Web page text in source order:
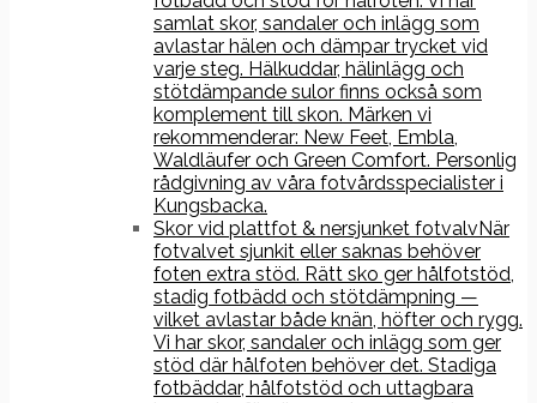
samlat skor, sandaler och inlägg som
avlastar hälen och dämpar trycket vid
varje steg. Hälkuddar, hälinlägg och
stötdämpande sulor finns också som
komplement till skon. Märken vi
rekommenderar: New Feet, Embla,
Waldläufer och Green Comfort. Personlig
rådgivning av våra fotvårdsspecialister i
Kungsbacka.
Skor vid plattfot & nersjunket fotvalvNär
fotvalvet sjunkit eller saknas behöver
foten extra stöd. Rätt sko ger hålfotstöd,
stadig fotbädd och stötdämpning —
vilket avlastar både knän, höfter och rygg.
Vi har skor, sandaler och inlägg som ger
stöd där hålfoten behöver det. Stadiga
fotbäddar, hålfotstöd och uttagbara